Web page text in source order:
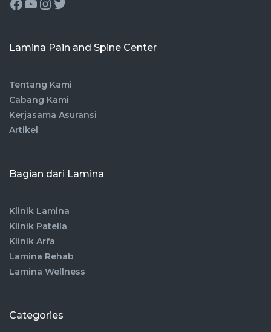
Lamina Pain and Spine Center
Tentang Kami
Cabang Kami
Kerjasama Asuransi
Artikel
Bagian dari Lamina
Klinik Lamina
Klinik Patella
Klinik Arfa
Lamina Rehab
Lamina Wellness
Categories